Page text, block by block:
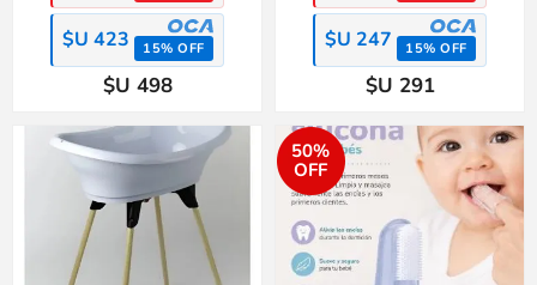
$U 423 15% OFF
$U 498
$U 247 15% OFF
$U 291
50%
OFF